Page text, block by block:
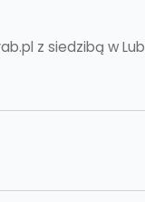
z siedzibą w